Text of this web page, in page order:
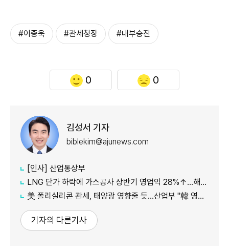
#이종욱 #관세청장 #내부승진
0 0
김성서 기자
biblekim@ajunews.com
[인사] 산업통상부
LNG 단가 하락에 가스공사 상반기 영업익 28%↑…해외사업 호조도 한몫
美 폴리실리콘 관세, 태양광 영향줄 듯…산업부 "韓 영향 최소화 협의"
기자의 다른기사